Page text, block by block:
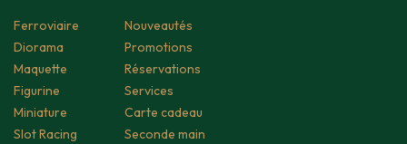
Ferroviaire
Diorama
Maquette
Figurine
Miniature
Slot Racing
Nouveautés
Promotions
Réservations
Services
Carte cadeau
Seconde main